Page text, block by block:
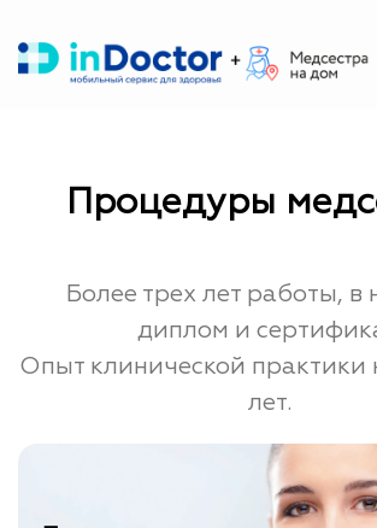
содержимому
Процедуры
Более трех лет работы, в
диплом и
Опыт клинической практики
лет.